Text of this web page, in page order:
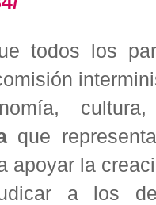
todos los
que
apoyar la
a los